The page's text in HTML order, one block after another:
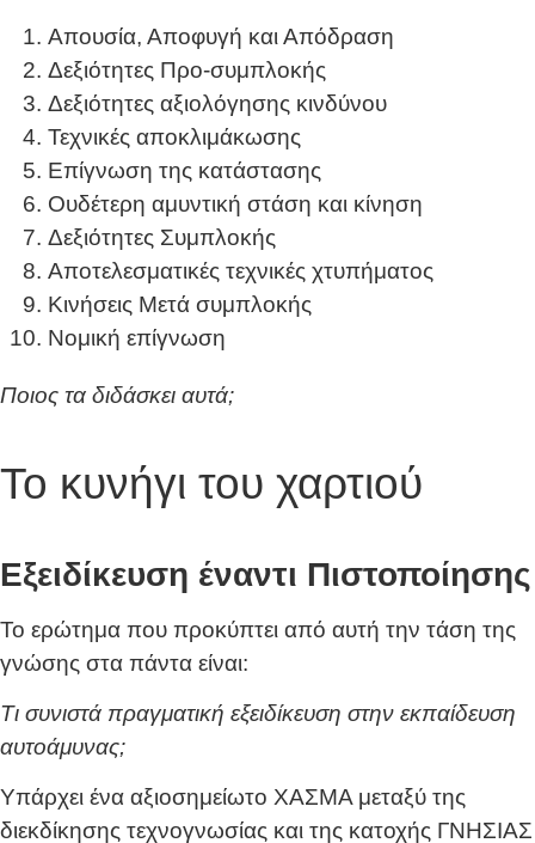
Απουσία, Αποφυγή και Απόδραση
Δεξιότητες Προ-συμπλοκής
Δεξιότητες αξιολόγησης κινδύνου
Τεχνικές αποκλιμάκωσης
Επίγνωση της κατάστασης
Ουδέτερη αμυντική στάση και κίνηση
Δεξιότητες Συμπλοκής
Αποτελεσματικές τεχνικές χτυπήματος
Κινήσεις Μετά συμπλοκής
Νομική επίγνωση
Ποιος τα διδάσκει αυτά;
Το κυνήγι του χαρτιού
Εξειδίκευση έναντι Πιστοποίησης
Το ερώτημα που προκύπτει από αυτή την τάση της
γνώσης στα πάντα είναι:
Τι συνιστά πραγματική εξειδίκευση στην εκπαίδευση
αυτοάμυνας;
Υπάρχει ένα αξιοσημείωτο ΧΑΣΜΑ μεταξύ της
διεκδίκησης τεχνογνωσίας και της κατοχής ΓΝΗΣΙΑΣ